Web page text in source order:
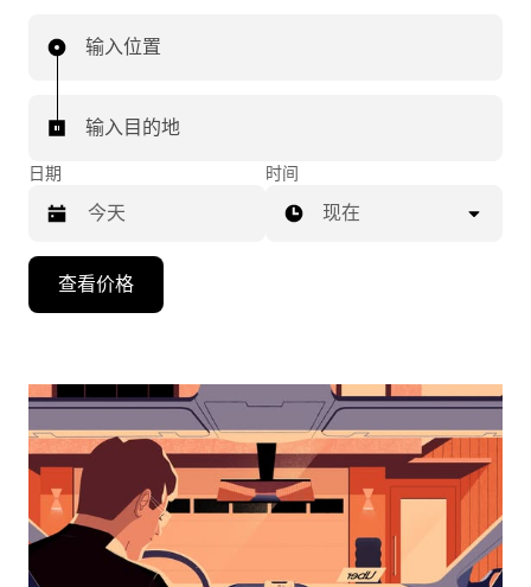
输入位置
输入目的地
日期
向
头
浏
日
时间
现在
查看价格